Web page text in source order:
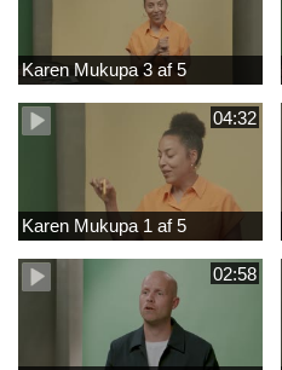
Karen Mukupa 3 af 5
04:32
Karen Mukupa 1 af 5
02:58